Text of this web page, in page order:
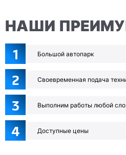
НАШИ
1 Большой автопарк
2 Своевременная подача
3 Выполним работы любой
4 Доступные цены